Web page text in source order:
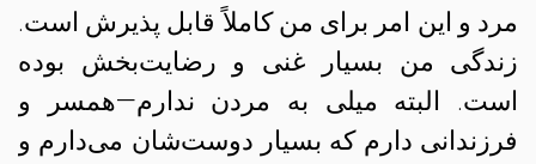
مرد و این امر برای من کاملاً قابل پذیرش است.
زندگی من بسیار غنی و رضایت‌بخش بوده
است. البته میلی به مردن ندارم—همسر و
فرزندانی دارم که بسیار دوست‌شان می‌دارم و